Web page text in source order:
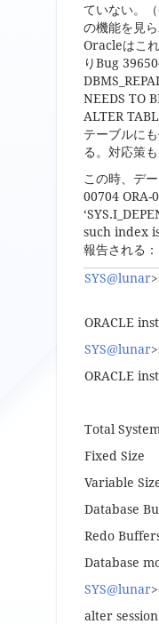
ていない。
の機能を見ら
Oracleはこ
りBug
NEEDS TO
ALTER
テーブルに
る。対応策
この時、デ
00704 ORA-
such index
報告される：
SYS@lunar
ORACLE
SYS@lunar
ORACLE
Total
Fixed
Variable
Database
Redo
Database
SYS@lunar
alter